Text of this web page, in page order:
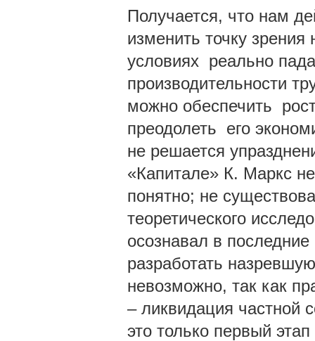
Получается, что нам
изменить точку
условиях реально
производительности
можно обеспечить
преодолеть его
не решается
«Капитале» К. Маркс
понятно; не
теоретического
осознавал в
разработать
невозможно, так как
– ликвидация частной
это только первый